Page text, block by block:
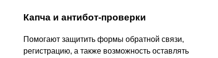
Капча и антибот-проверки
Помогают защитить формы обратной связи,
регистрацию, а также возможность оставлять